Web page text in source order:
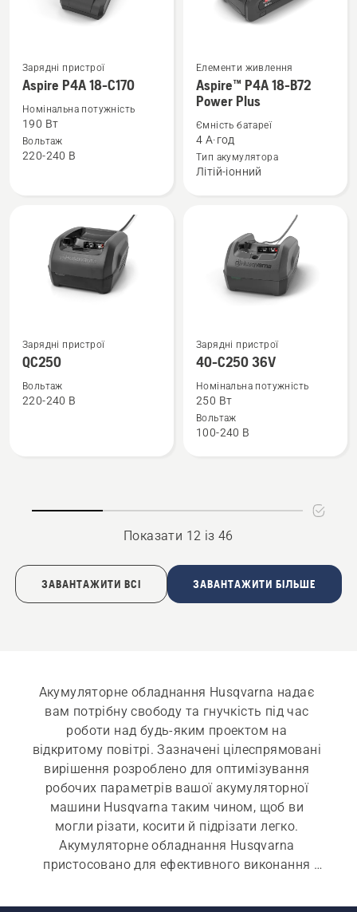
Переглянути
більше
деталей
про
Aspire
Зарядні пристрої
Aspire P4A 18-C170
Номінальна потужність
190 Вт
Вольтаж
220-240 B
Переглянути
більше
деталей
про
Aspire™
P4A
Елементи живлення
Aspire™ P4A 18-B72
Power Plus
Ємність батареї
4 А·год
Тип акумулятора
Літій-іонний
Переглянути
більше
про
Зарядні пристрої
QC250
Вольтаж
220-240 B
Переглянути
більше
про
40-
C250
Зарядні пристрої
40-C250 36V
Номінальна потужність
250 Вт
Вольтаж
100-240 B
Показати 12 із 46
ЗАВАНТАЖИТИ ВСІ ЗАВАНТАЖИТИ БІЛЬШЕ
Акумуляторне обладнання Husqvarna надає
вам потрібну свободу та гнучкість під час
роботи над будь-яким проектом на
відкритому повітрі. Зазначені цілеспрямовані
вирішення розроблено для оптимізування
робочих параметрів вашої акумуляторної
машини Husqvarna таким чином, щоб ви
могли різати, косити й підрізати легко.
Акумуляторне обладнання Husqvarna
пристосовано для ефективного виконання
діапазоном інструментів. Воно